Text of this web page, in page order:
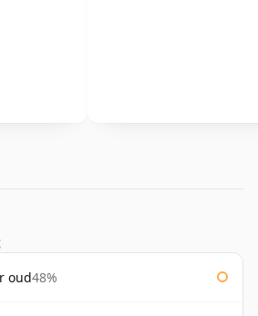
oud48%